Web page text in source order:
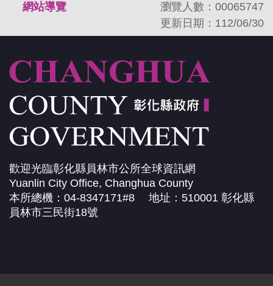
網站導覽
瀏覽人數：00065747
更新日期：112/06/30
歡迎光臨彰化縣員林市公所全球資訊網
Yuanlin City Office, Changhua County
本所總機：04-8347171#8 地址：510001 彰化縣
員林市三民街18號